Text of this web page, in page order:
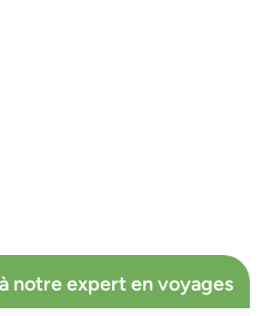
notre expert en voyages